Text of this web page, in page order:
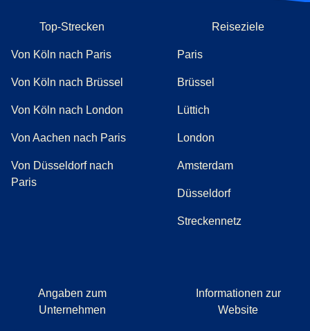
Top-Strecken
Von Köln nach Paris
Von Köln nach Brüssel
Von Köln nach London
Von Aachen nach Paris
Von Düsseldorf nach
Paris
Reiseziele
Paris
Brüssel
Lüttich
London
Amsterdam
Düsseldorf
Streckennetz
Angaben zum
Unternehmen
Informationen zur
Website